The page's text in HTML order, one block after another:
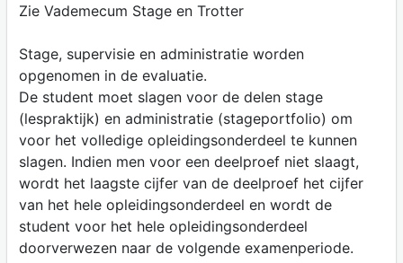
Zie Vademecum Stage en Trotter
Stage, supervisie en administratie worden
opgenomen in de evaluatie.
De student moet slagen voor de delen stage
(lespraktijk) en administratie (stageportfolio) om
voor het volledige opleidingsonderdeel te kunnen
slagen. Indien men voor een deelproef niet slaagt,
wordt het laagste cijfer van de deelproef het cijfer
van het hele opleidingsonderdeel en wordt de
student voor het hele opleidingsonderdeel
doorverwezen naar de volgende examenperiode.